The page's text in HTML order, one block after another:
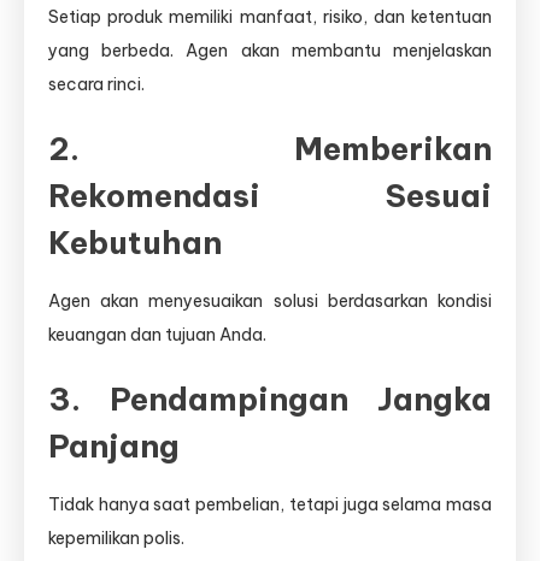
Setiap produk memiliki manfaat, risiko, dan ketentuan
yang berbeda. Agen akan membantu menjelaskan
secara rinci.
2. Memberikan
Rekomendasi Sesuai
Kebutuhan
Agen akan menyesuaikan solusi berdasarkan kondisi
keuangan dan tujuan Anda.
3. Pendampingan Jangka
Panjang
Tidak hanya saat pembelian, tetapi juga selama masa
kepemilikan polis.